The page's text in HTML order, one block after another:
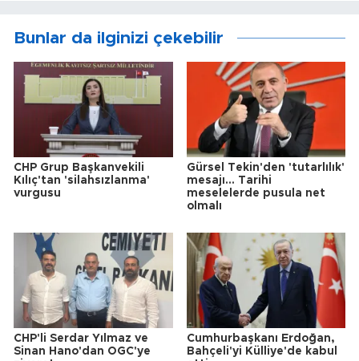
Bunlar da ilginizi çekebilir
CHP Grup Başkanvekili
Kılıç'tan 'silahsızlanma'
vurgusu
Gürsel Tekin'den 'tutarlılık'
mesajı... Tarihi
meselelerde pusula net
olmalı
CHP'li Serdar Yılmaz ve
Sinan Hano'dan OGC'ye
Cumhurbaşkanı Erdoğan,
Bahçeli'yi Külliye'de kabul